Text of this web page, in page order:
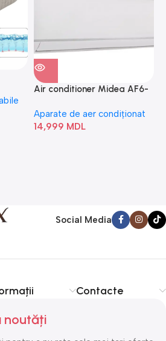
Air conditioner Midea AF6-
Aparate de aer condiționat
14,999 MDL
Social Media
Contacte
noutăți